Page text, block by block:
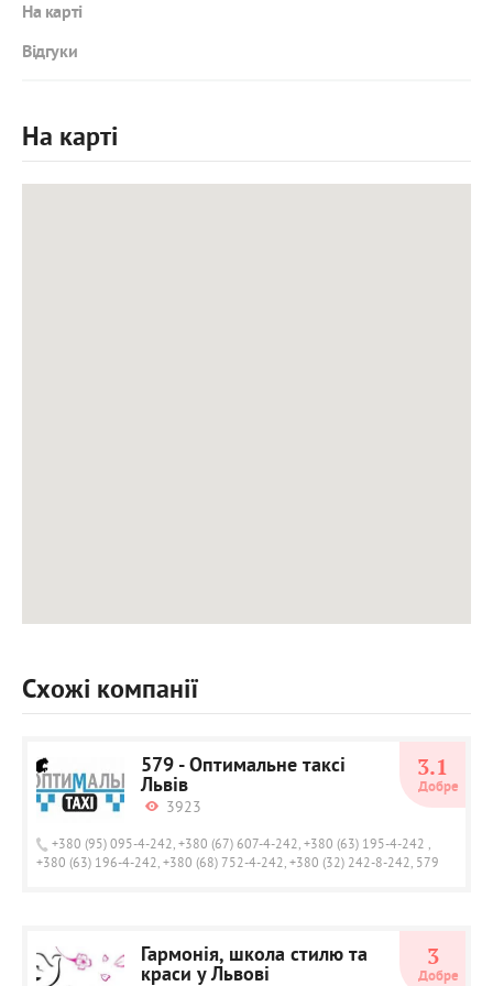
На карті
Відгуки
На карті
Схожі компанії
579 - Оптимальне таксі
Львів
3923
+380 (95) 095-4-242, +380 (67) 607-4-242, +380 (63) 195-4-242 ,
+380 (63) 196-4-242, +380 (68) 752-4-242, +380 (32) 242-8-242, 579
3.1
Добре
Гармонія, школа стилю та
краси у Львові
3
Добре